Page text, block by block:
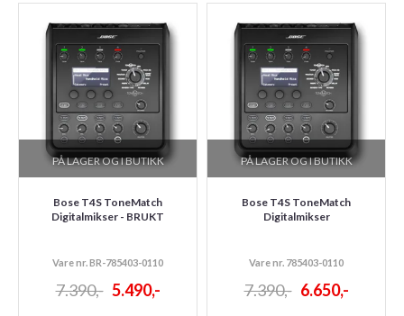
PÅ LAGER OG I BUTIKK
Bose T4S ToneMatch
Digitalmikser - BRUKT
Vare nr. BR-785403-0110
7.390,- 5.490,-
PÅ LAGER OG I BUTIKK
Bose T4S ToneMatch
Digitalmikser
Vare nr. 785403-0110
7.390,- 6.650,-